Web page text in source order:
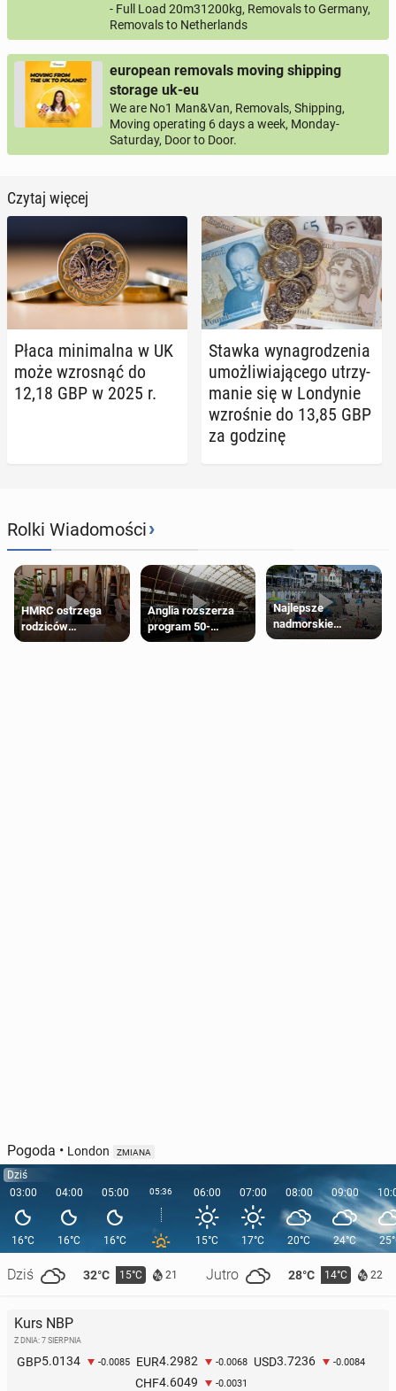
- Full Load 20m31200kg, Removals to Germany,
Removals to Netherlands
european removals moving shipping
storage uk-eu
We are No1 Man&Van, Removals, Shipping,
Moving operating 6 days a week, Monday-
Saturday, Door to Door.
Czytaj więcej
Płaca mi­ni­mal­na w UK
może wzro­snąć do
12,18 GBP w 2025 r.
Stawka wy­na­gro­dze­nia
umoż­li­wia­ją­ce­go utrzy­
ma­nie się w Lon­dy­nie
wzro­śnie do 13,85 GBP
za godzinę
Rolki Wiadomości›
HMRC ostrzega
rodziców
pobierających Child
Anglia rozszerza
program 50-
procentowych
Najlepsze
nadmorskie
miasteczko blisko
Pogoda • London ZMIANA
Dziś
03:00
16°C
Dziś 32°C 15°C 21 Jutro 28°C 14°C 22
04:00
16°C
05:00
16°C
05:36 06:00
15°C
07:00
17°C
08:00
20°C
09:00
24°C
Kurs NBP
Z DNIA: 7 SIERPNIA
GBP5.0134 -0.0085 EUR4.2982 -0.0068 USD3.7236 -0.0084
CHF4.6049 -0.0031